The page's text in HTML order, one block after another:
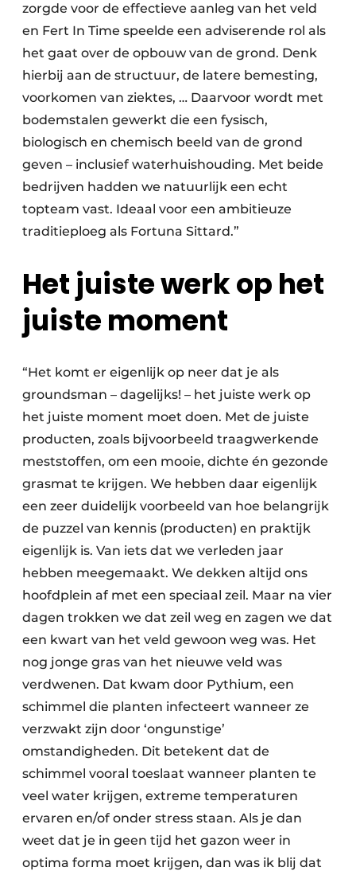
zorgde voor de effectieve aanleg van het veld
en Fert In Time speelde een adviserende rol als
het gaat over de opbouw van de grond. Denk
hierbij aan de structuur, de latere bemesting,
voorkomen van ziektes, … Daarvoor wordt met
bodemstalen gewerkt die een fysisch,
biologisch en chemisch beeld van de grond
geven – inclusief waterhuishouding. Met beide
bedrijven hadden we natuurlijk een echt
topteam vast. Ideaal voor een ambitieuze
traditieploeg als Fortuna Sittard.”
Het juiste werk op het
juiste moment
“Het komt er eigenlijk op neer dat je als
groundsman – dagelijks! – het juiste werk op
het juiste moment moet doen. Met de juiste
producten, zoals bijvoorbeeld traagwerkende
meststoffen, om een mooie, dichte én gezonde
grasmat te krijgen. We hebben daar eigenlijk
een zeer duidelijk voorbeeld van hoe belangrijk
de puzzel van kennis (producten) en praktijk
eigenlijk is. Van iets dat we verleden jaar
hebben meegemaakt. We dekken altijd ons
hoofdplein af met een speciaal zeil. Maar na vier
dagen trokken we dat zeil weg en zagen we dat
een kwart van het veld gewoon weg was. Het
nog jonge gras van het nieuwe veld was
verdwenen. Dat kwam door Pythium, een
schimmel die planten infecteert wanneer ze
verzwakt zijn door ‘ongunstige’
omstandigheden. Dit betekent dat de
schimmel vooral toeslaat wanneer planten te
veel water krijgen, extreme temperaturen
ervaren en/of onder stress staan. Als je dan
weet dat je in geen tijd het gazon weer in
optima forma moet krijgen, dan was ik blij dat